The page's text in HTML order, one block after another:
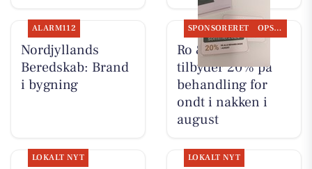
ALARM112
Nordjyllands
Beredskab: Brand
i bygning
SPONSORERET OPSLAGSTAVLEN
Ro & velvære
tilbyder 20% på
behandling for
ondt i nakken i
august
LOKALT NYT LOKALT NYT